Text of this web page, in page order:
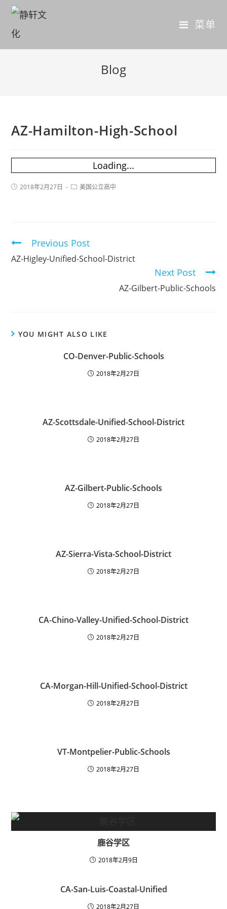
菜单
Blog
AZ-Hamilton-High-School
Loading...
2018年2月27日 美国公立高中
Previous Post
AZ-Higley-Unified-School-District
Next Post
AZ-Gilbert-Public-Schools
YOU MIGHT ALSO LIKE
CO-Denver-Public-Schools
2018年2月27日
AZ-Scottsdale-Unified-School-District
2018年2月27日
AZ-Gilbert-Public-Schools
2018年2月27日
AZ-Sierra-Vista-School-District
2018年2月27日
CA-Chino-Valley-Unified-School-District
2018年2月27日
CA-Morgan-Hill-Unified-School-District
2018年2月27日
VT-Montpelier-Public-Schools
2018年2月27日
鹿谷学区
2018年2月9日
CA-San-Luis-Coastal-Unified
2018年2月27日